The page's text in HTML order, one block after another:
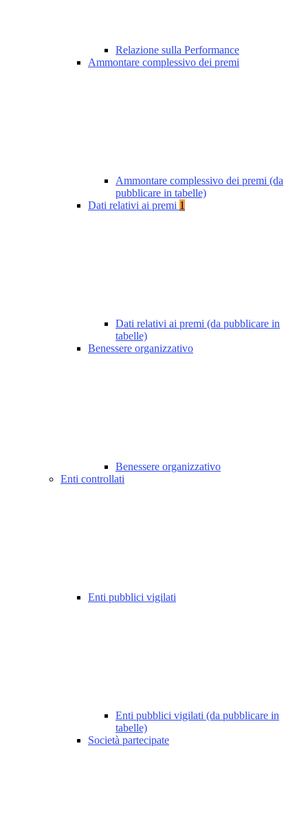
Relazione sulla Performance
Ammontare complessivo dei premi
Ammontare complessivo dei premi (da
pubblicare in tabelle)
Dati relativi ai premi 1
Dati relativi ai premi (da pubblicare in
tabelle)
Benessere organizzativo
Benessere organizzativo
Enti controllati
Enti pubblici vigilati
Enti pubblici vigilati (da pubblicare in
tabelle)
Società partecipate